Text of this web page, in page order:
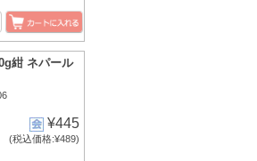
紺 ネパール
¥445
(税込価格:¥489)